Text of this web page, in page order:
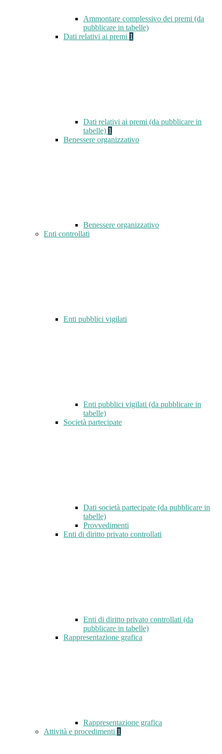
Ammontare complessivo dei premi (da
pubblicare in tabelle)
Dati relativi ai premi 1
Dati relativi ai premi (da pubblicare in
tabelle) 1
Benessere organizzativo
Benessere organizzativo
Enti controllati
Enti pubblici vigilati
Enti pubblici vigilati (da pubblicare in
tabelle)
Società partecipate
Dati società partecipate (da pubblicare in
tabelle)
Provvedimenti
Enti di diritto privato controllati
Enti di diritto privato controllati (da
pubblicare in tabelle)
Rappresentazione grafica
Rappresentazione grafica
Attività e procedimenti 1